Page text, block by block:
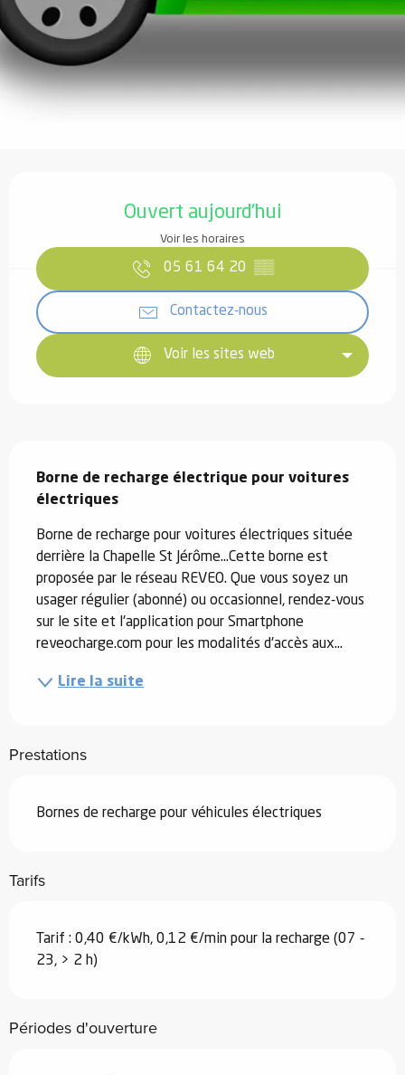
Ouvert aujourd'hui
Voir les horaires
05 61 64 20 ▒▒
Contactez-nous
Voir les sites web
Borne de recharge électrique pour voitures
électriques
Borne de recharge pour voitures électriques située
derrière la Chapelle St Jérôme...Cette borne est
proposée par le réseau REVEO. Que vous soyez un
usager régulier (abonné) ou occasionnel, rendez-vous
sur le site et l'application pour Smartphone
reveocharge.com pour les modalités d'accès aux...
Lire la suite
Prestations
Bornes de recharge pour véhicules électriques
Tarifs
Tarif : 0,40 €/kWh, 0,12 €/min pour la recharge (07 -
23, > 2 h)
Périodes d'ouverture